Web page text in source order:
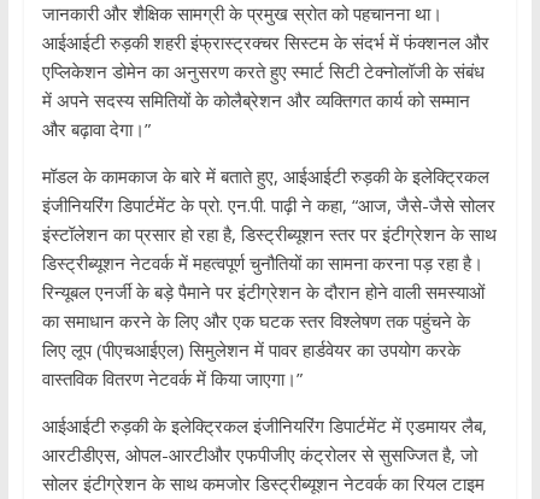
जानकारी और शैक्षिक सामग्री के प्रमुख स्रोत को पहचानना था।
आईआईटी रुड़की शहरी इंफ्रास्ट्रक्चर सिस्टम के संदर्भ में फंक्शनल और
एप्लिकेशन डोमेन का अनुसरण करते हुए स्मार्ट सिटी टेक्नोलॉजी के संबंध
में अपने सदस्य समितियों के कोलैब्रेशन और व्यक्तिगत कार्य को सम्मान
और बढ़ावा देगा।”
मॉडल के कामकाज के बारे में बताते हुए, आईआईटी रुड़की के इलेक्ट्रिकल
इंजीनियरिंग डिपार्टमेंट के प्रो. एन.पी. पाढ़ी ने कहा, “आज, जैसे-जैसे सोलर
इंस्टॉलेशन का प्रसार हो रहा है, डिस्ट्रीब्यूशन स्तर पर इंटीग्रेशन के साथ
डिस्ट्रीब्यूशन नेटवर्क में महत्वपूर्ण चुनौतियों का सामना करना पड़ रहा है।
रिन्यूबल एनर्जी के बड़े पैमाने पर इंटीग्रेशन के दौरान होने वाली समस्याओं
का समाधान करने के लिए और एक घटक स्तर विश्लेषण तक पहुंचने के
लिए लूप (पीएचआईएल) सिमुलेशन में पावर हार्डवेयर का उपयोग करके
वास्तविक वितरण नेटवर्क में किया जाएगा।”
आईआईटी रुड़की के इलेक्ट्रिकल इंजीनियरिंग डिपार्टमेंट में एडमायर लैब,
आरटीडीएस, ओपल-आरटीऔर एफपीजीए कंट्रोलर से सुसज्जित है, जो
सोलर इंटीग्रेशन के साथ कमजोर डिस्ट्रीब्यूशन नेटवर्क का रियल टाइम